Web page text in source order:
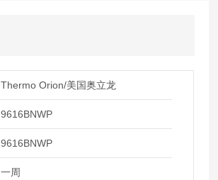
Thermo Orion/美国奥立龙
9616BNWP
9616BNWP
一周